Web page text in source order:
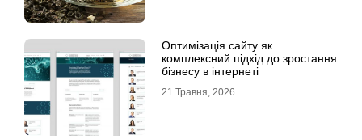
Оптимізація сайту як
комплексний підхід до зростання
бізнесу в інтернеті
21 Травня, 2026